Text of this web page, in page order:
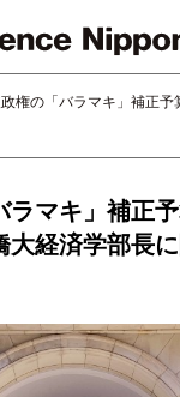
権の「バラマキ」補正予
ラマキ」補正
経済学部長に